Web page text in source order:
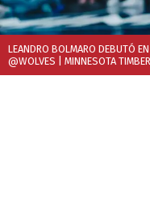
LEANDRO BOLMARO DEBUTÓ
@WOLVES | MINNESOTA